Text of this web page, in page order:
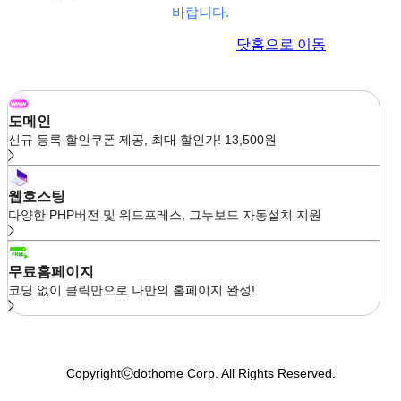
바랍니다.
닷홈으로 이동
도메인
신규 등록 할인쿠폰 제공, 최대 할인가! 13,500원
웹호스팅
다양한 PHP버전 및 워드프레스, 그누보드 자동설치 지원
무료홈페이지
코딩 없이 클릭만으로 나만의 홈페이지 완성!
Copyrightⓒdothome Corp. All Rights Reserved.